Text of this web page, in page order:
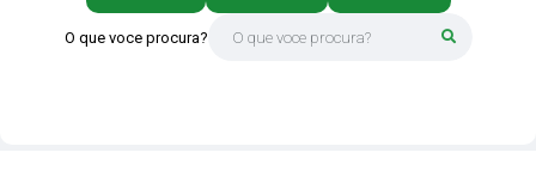
O que voce procura?